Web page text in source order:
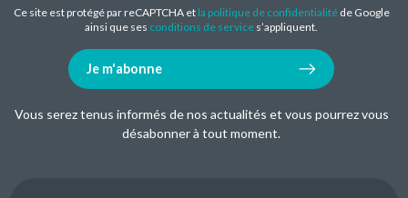
Ce site est protégé par reCAPTCHA et la politique de confidentialitéde Google
ainsi que ses conditions de service s’appliquent.
Je m'abonne
Vous serez tenus informés de nos actualités et vous pourrez vous
désabonner à tout moment.